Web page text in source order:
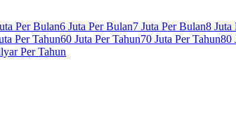
Per Bulan6 Juta Per Bulan7 Juta Per Bulan8 Juta
Per Tahun60 Juta Per Tahun70 Juta Per Tahun80
Per Tahun